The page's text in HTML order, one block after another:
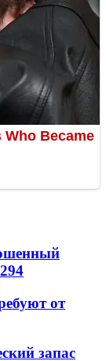
от
запас